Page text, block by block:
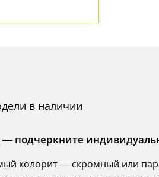
в наличии
подчеркните
колорит — скромный или